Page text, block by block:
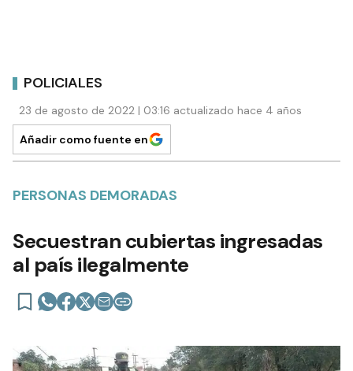
POLICIALES
23 de agosto de 2022 | 03:16 actualizado hace 4 años
Añadir como fuente en
PERSONAS DEMORADAS
Secuestran cubiertas ingresadas
al país ilegalmente